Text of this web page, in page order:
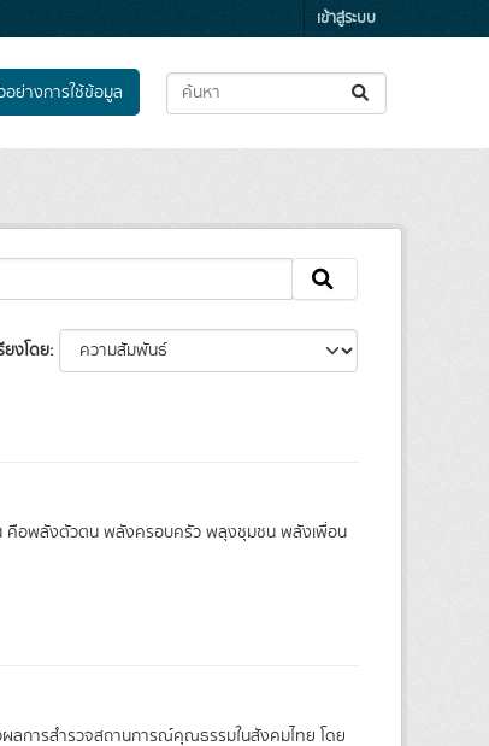
เข้าสู่ระบบ
อย่างการใช้ข้อมูล
ยงโดย
คือพลังตัวตน พลังครอบครัว พลุงชุมชน พลังเพื่อน
ลการสำรวจสถานการณ์คุณธรรมในสังคมไทย โดย